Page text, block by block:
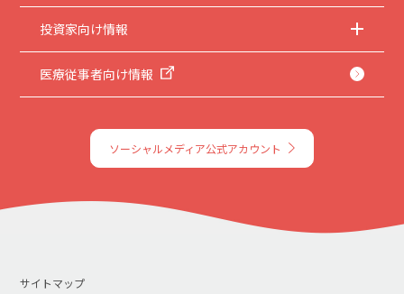
投資家向け情報
医療従事者向け情報
ソーシャルメディア公式アカウント
サイトマップ